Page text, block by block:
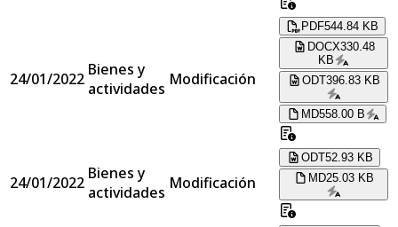
24/01/2022 Bienes y
actividades Modificación
PDF544.84 KB
DOCX330.48
KB
ODT396.83 KB
MD558.00 B
24/01/2022 Bienes y
actividades Modificación
ODT52.93 KB
MD25.03 KB